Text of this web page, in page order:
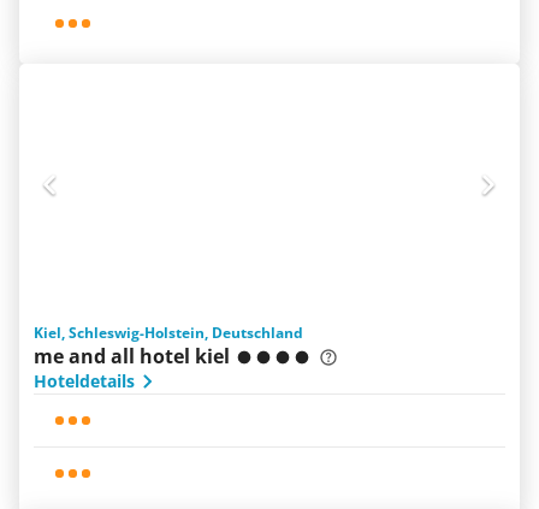
Kiel, Schleswig-Holstein, Deutschland
me and all hotel kiel
Hoteldetails